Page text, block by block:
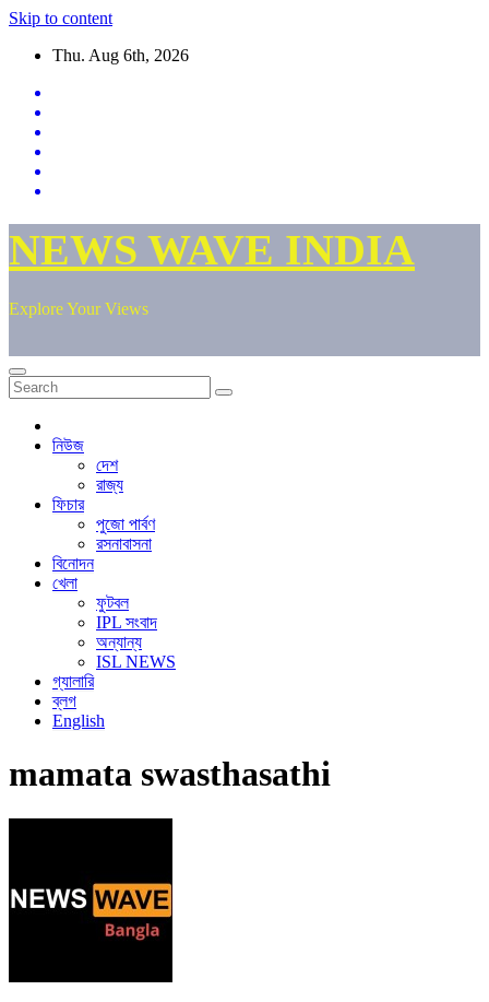
Skip to content
Thu. Aug 6th, 2026
NEWS WAVE INDIA
Explore Your Views
নিউজ
দেশ
রাজ্য
ফিচার
পুজো পার্বণ
রসনাবাসনা
বিনোদন
খেলা
ফুটবল
IPL সংবাদ
অন্যান্য
ISL NEWS
গ্যালারি
ব্লগ
English
mamata swasthasathi